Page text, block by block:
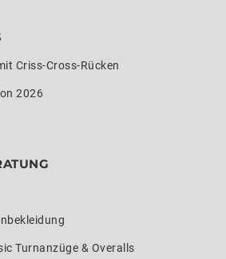
Criss-Cross-Rücken
2026
Turnanzüge & Overalls